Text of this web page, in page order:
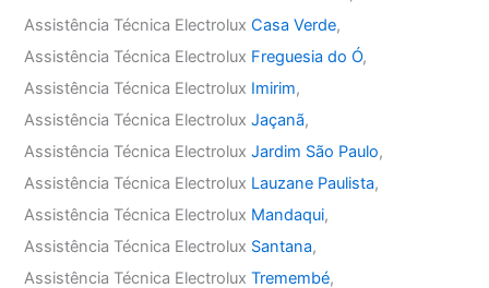
Assistência Técnica ElectroluxCasa Verde,
Assistência Técnica Electrolux Freguesia do Ó,
Assistência Técnica Electrolux Imirim,
Assistência Técnica ElectroluxJaçanã,
Assistência Técnica ElectroluxJardim São Paulo,
Assistência Técnica Electrolux Lauzane Paulista,
Assistência Técnica Electrolux Mandaqui,
Assistência Técnica Electrolux Santana,
Assistência Técnica ElectroluxTremembé,